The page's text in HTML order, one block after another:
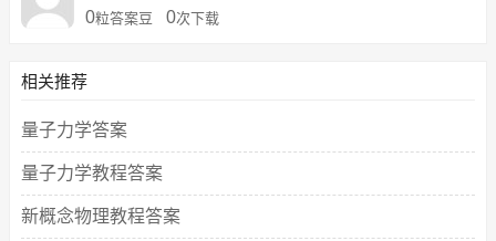
0粒答案豆 0次下载
相关推荐
量子力学答案
量子力学教程答案
新概念物理教程答案